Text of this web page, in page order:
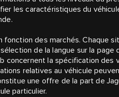
les caractéristiques du
des marchés. Chaque
de la langue sur la page
concernent la spécification des
relatives au véhicule
une offre de la part de
particulier.